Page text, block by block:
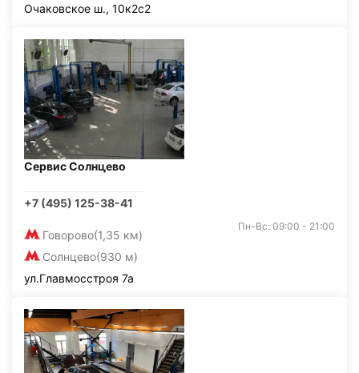
Очаковское ш., 10к2с2
Сервис Солнцево
+7 (495) 125-38-41
Говорово(1,35 км)
Солнцево(930 м)
Пн-Вс: 09:00 - 21:00
ул.Главмосстроя 7а